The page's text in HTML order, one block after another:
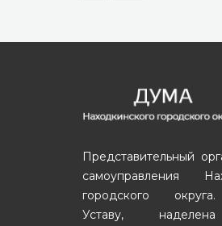
Представительный
самоуправления
городского
Уставу,